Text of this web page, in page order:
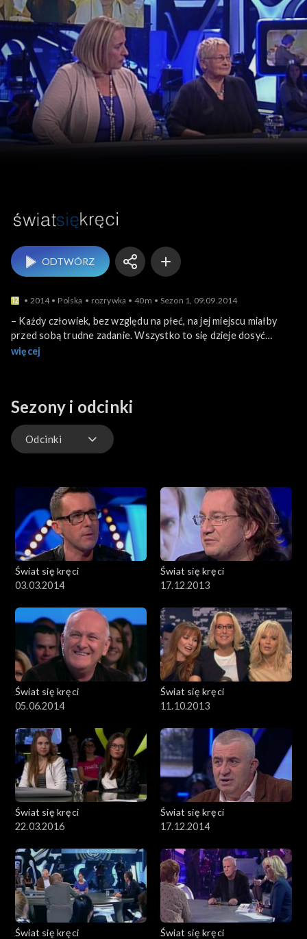
Świat się kręci
ODTWÓRZ
2014 Polska rozrywka 40m Sezon 1, 09.09.2014
– Każdy człowiek, bez względu na płeć, na jej miejscu miałby
przed sobą trudne zadanie. Wszystko to się dzieje dosyć
szybko. I oczywiście Ewa Kopacz znalazła się w ogniu krytyki.
kobieta zajmuje to stanowisko – mówi Kazimiera Szczuka.
więcej
Sezony i odcinki
Odcinki
Świat się kręci
03.03.2014
Świat się kręci
17.12.2013
Świat się kręci
05.06.2014
Świat się kręci
11.10.2013
Świat się kręci
22.03.2016
Świat się kręci
17.12.2014
Świat się kręci
Świat się kręci